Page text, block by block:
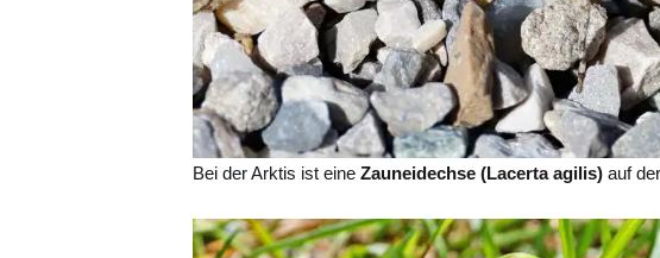
Bei der Arktis ist eine Zauneidechse (Lacerta agilis) auf